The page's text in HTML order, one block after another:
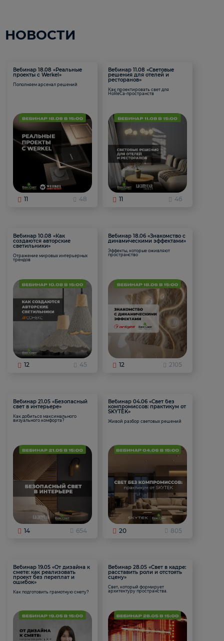
НОВОСТИ
Вебинар 18.08 «Реальные
проекты с Werkel»
Пополняем арсенал решений
11 48
Вебинар 11.08 «Световые
решения для отелей и
ресторанов»
Как проектировать свет для
HoReCa-пространств
11 46
Вебинар 10.08 «Как
создаются авторские
светильники»
Отражение мировых интерьерных
трендов
12 45
Вебинар 18.06 «Знакомство с
динамическими эффектами»
Эффекты, которые оживляют
пространство
12 2105
Вебинар 21.05 «Безопасный
свет в интерьере»
Как добиться максимального
визуального комфорта?
14 654
Вебинар 04.06 «Свет без
компромиссов: практикум от
SKYTEK»
Живой разбор световых решений
20 805
Вебинар 19.05 «От дизайна к
смете: как реализовать
проект без переплат и
ошибок»
Как подготовить грамотную смету?
Вебинар 28.05 «Свет в кадре:
расставить роли и отстоять
сцену»
Свет, который формирует
архитектуру пространства.